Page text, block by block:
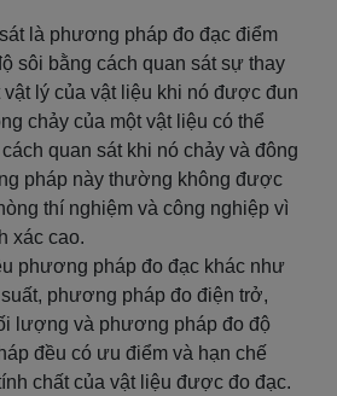
là phương pháp đo đạc điểm
sôi bằng cách quan sát sự thay
lý của vật liệu khi nó được đun
chảy của một vật liệu có thể
quan sát khi nó chảy và đông
pháp này thường không được
thí nghiệm và công nghiệp vì
xác cao.
phương pháp đo đạc khác như
phương pháp đo điện trở,
lượng và phương pháp đo độ
đều có ưu điểm và hạn chế
chất của vật liệu được đo đạc.